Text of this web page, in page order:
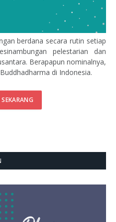
berdana secara rutin setiap
pelestarian dan
Berapapun nominalnya,
di Indonesia.